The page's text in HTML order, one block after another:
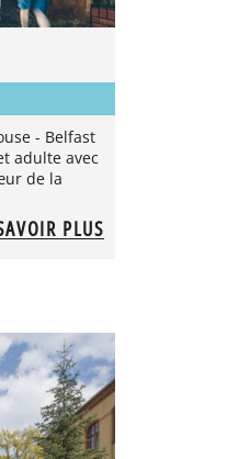
- Belfast
adulte avec
de la
PLUS